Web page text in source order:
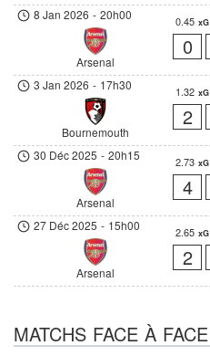
8 Jan 2026 - 20h00
Arsenal
0.45 xG
0
3 Jan 2026 - 17h30
Bournemouth
1.32 xG
2
30 Déc 2025 - 20h15
Arsenal
2.73 xG
4
27 Déc 2025 - 15h00
Arsenal
2.65 xG
2
MATCHS FACE À FACE